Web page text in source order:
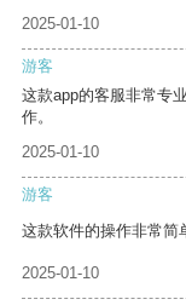
2025-01-10
游客
这款app的客服非常专
作。
2025-01-10
游客
这款软件的操作非常简
2025-01-10